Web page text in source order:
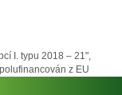
I. typu 2018 – 21",
z EU